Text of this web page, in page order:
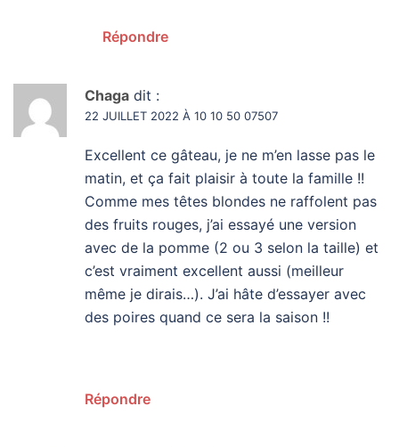
Répondre
Chaga dit :
22 JUILLET 2022 À 10 10 50 07507
Excellent ce gâteau, je ne m’en lasse pas le
matin, et ça fait plaisir à toute la famille !!
Comme mes têtes blondes ne raffolent pas
des fruits rouges, j’ai essayé une version
avec de la pomme (2 ou 3 selon la taille) et
c’est vraiment excellent aussi (meilleur
même je dirais…). J’ai hâte d’essayer avec
des poires quand ce sera la saison !!
Répondre